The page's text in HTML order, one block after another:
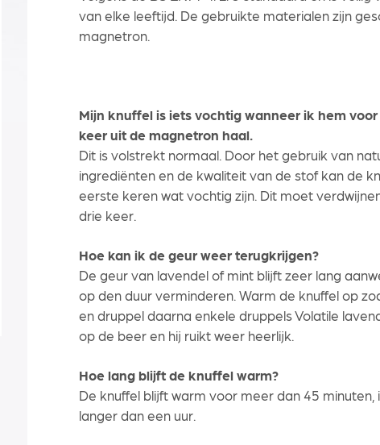
van elke leeftijd. De gebruikte materialen zijn
magnetron.
Mijn knuffel is iets vochtig wanneer ik hem
keer uit de magnetron haal.
Dit is volstrekt normaal. Door het gebruik van
ingrediënten en de kwaliteit van de stof kan de
eerste keren wat vochtig zijn. Dit moet
drie keer.
Hoe kan ik de geur weer terugkrijgen?
De geur van lavendel of mint blijft zeer lang
op den duur verminderen. Warm de knuffel op
en druppel daarna enkele druppels Volatile
op de beer en hij ruikt weer heerlijk.
Hoe lang blijft de knuffel warm?
De knuffel blijft warm voor meer dan 45 minuten,
langer dan een uur.